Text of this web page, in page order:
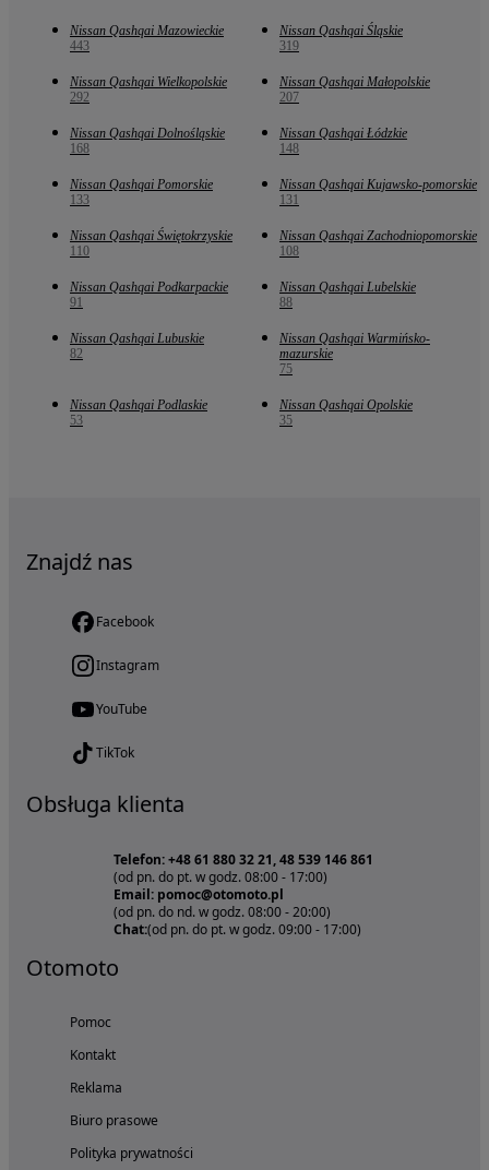
Nissan Qashqai Mazowieckie
443
Nissan Qashqai Śląskie
319
Nissan Qashqai Wielkopolskie
292
Nissan Qashqai Małopolskie
207
Nissan Qashqai Dolnośląskie
168
Nissan Qashqai Łódzkie
148
Nissan Qashqai Pomorskie
133
Nissan Qashqai Kujawsko-pomorskie
131
Nissan Qashqai Świętokrzyskie
110
Nissan Qashqai Zachodniopomorskie
108
Nissan Qashqai Podkarpackie
91
Nissan Qashqai Lubelskie
88
Nissan Qashqai Lubuskie
82
Nissan Qashqai Warmińsko-
mazurskie
75
Nissan Qashqai Podlaskie
53
Nissan Qashqai Opolskie
35
Znajdź nas
Facebook
Instagram
YouTube
TikTok
Obsługa klienta
Telefon: +48 61 880 32 21, 48 539 146 861
(od pn. do pt. w godz. 08:00 - 17:00)
Email: pomoc@otomoto.pl
(od pn. do nd. w godz. 08:00 - 20:00)
Chat:(od pn. do pt. w godz. 09:00 - 17:00)
Otomoto
Pomoc
Kontakt
Reklama
Biuro prasowe
Polityka prywatności